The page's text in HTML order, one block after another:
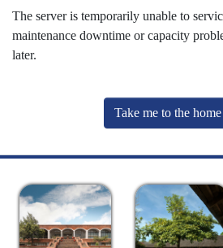
The server is temporarily unable to
maintenance downtime or capacity
later.
Take me to the